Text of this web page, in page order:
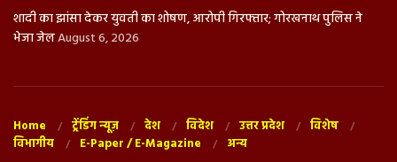
शादी का झांसा देकर युवती का शोषण, आरोपी गिरफ्तार; गोरखनाथ पुलिस ने
भेजा जेलAugust 6, 2026
Home ट्रेंडिंग न्यूज़ देश विदेश उत्तर प्रदेश
विशेष
विभागीय
E-Paper / E-Magazine अन्य